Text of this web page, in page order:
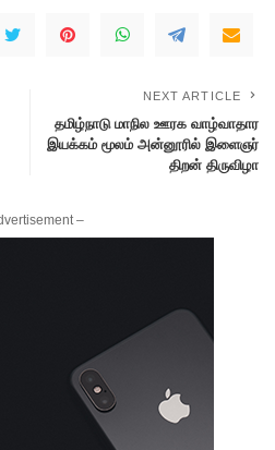
NEXT ARTICLE
தமிழ்நாடு மாநில ஊரக வாழ்வாதார
இயக்கம் மூலம் அன்னூரில் இளைஞர்
திறன் திருவிழா
–